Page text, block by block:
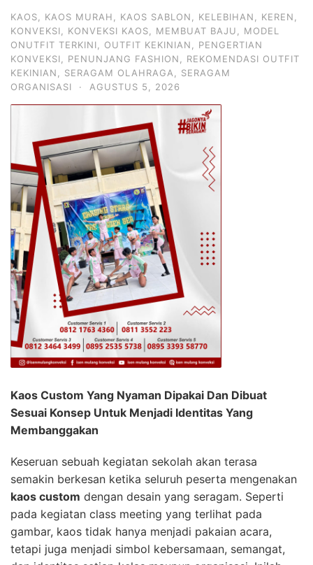
KAOS KAOS MURAH KAOS SABLON KELEBIHAN KEREN
KONVEKSI
KONVEKSI KAOS MEMBUAT BAJU
MODEL
ONUTFIT TERKINI
OUTFIT KEKINIAN
PENGERTIAN
KONVEKSI
PENUNJANG FASHION
REKOMENDASI OUTFIT
KEKINIAN
SERAGAM OLAHRAGA
SERAGAM
ORGANISASI
· AGUSTUS 5, 2026
Kaos Custom Yang Nyaman Dipakai Dan Dibuat
Sesuai Konsep Untuk Menjadi Identitas Yang
Membanggakan
Keseruan sebuah kegiatan sekolah akan terasa
semakin berkesan ketika seluruh peserta mengenakan
kaos custom dengan desain yang seragam. Seperti
pada kegiatan class meeting yang terlihat pada
gambar, kaos tidak hanya menjadi pakaian acara,
tetapi juga menjadi simbol kebersamaan, semangat,